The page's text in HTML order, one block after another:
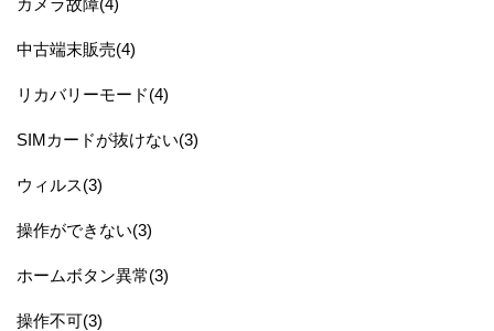
中古端末販売(4)
リカバリーモード(4)
SIMカードが抜けない(3)
ウィルス(3)
操作ができない(3)
ホームボタン異常(3)
操作不可(3)